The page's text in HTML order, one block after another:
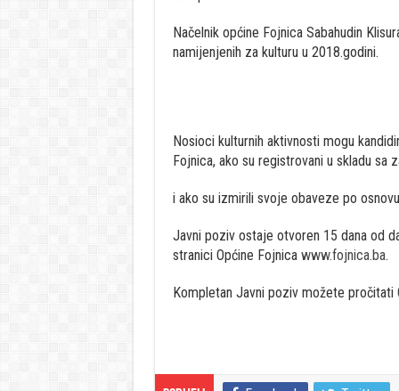
Načelnik općine Fojnica Sabahudin
namijenjenih za kulturu u 2018.godini.
Nosioci kulturnih aktivnosti mogu
Fojnica, ako su registrovani u skladu
i ako su izmirili svoje obaveze po
Javni poziv ostaje otvoren 15 dana od
stranici Općine Fojnica www.fojnica.ba.
Kompletan Javni poziv možete pročitati